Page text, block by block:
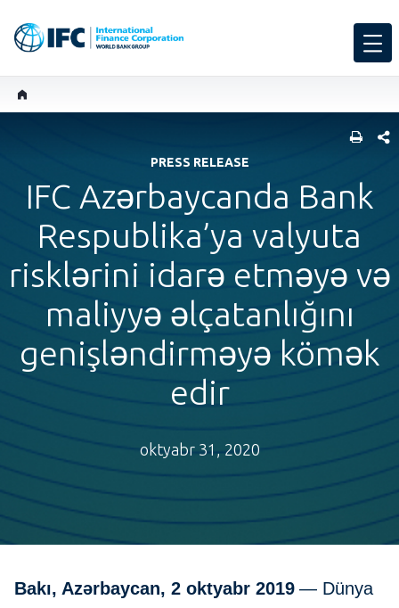
PRESS RELEASE
IFC Azərbaycanda Bank
Respublika’ya valyuta
risklərini idarə etməyə və
maliyyə əlçatanlığını
genişləndirməyə kömək
edir
oktyabr 31, 2020
Bakı, Azərbaycan, 2 oktyabr 2019 — Dünya